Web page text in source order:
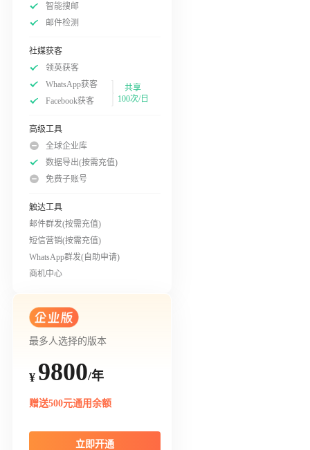
智能搜邮
邮件检测
社媒获客
领英获客
WhatsApp获客
Facebook获客
共享
100次/日
高级工具
全球企业库
数据导出(按需充值)
免费子账号
触达工具
邮件群发(按需充值)
短信营销(按需充值)
WhatsApp群发(自助申请)
商机中心
最多人选择的版本
¥ 9800/年
赠送500元通用余额
立即开通